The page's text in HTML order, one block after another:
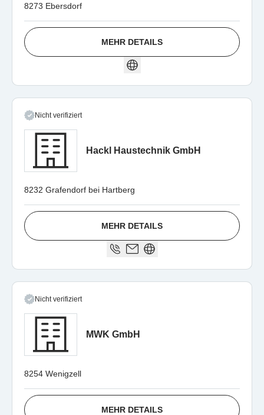
8273 Ebersdorf
MEHR DETAILS
Nicht verifiziert
Hackl Haustechnik GmbH
8232 Grafendorf bei Hartberg
MEHR DETAILS
Nicht verifiziert
MWK GmbH
8254 Wenigzell
MEHR DETAILS